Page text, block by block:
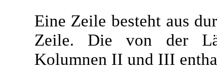
Eine Zeile besteht aus
Zeile. Die von der
Kolumnen II und III